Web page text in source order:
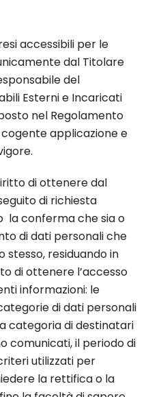
accessibili per le
dal Titolare
del
Esterni e Incaricati
nel Regolamento
applicazione e
di ottenere dal
di richiesta
la conferma che sia o
di dati personali che
stesso, residuando in
di ottenere l’accesso
informazioni: le
di dati personali
categoria di destinatari
comunicati, il periodo di
utilizzati per
la rettifica o la